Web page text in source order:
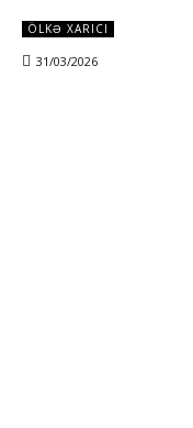
ÖLKƏ XARICI
31/03/2026